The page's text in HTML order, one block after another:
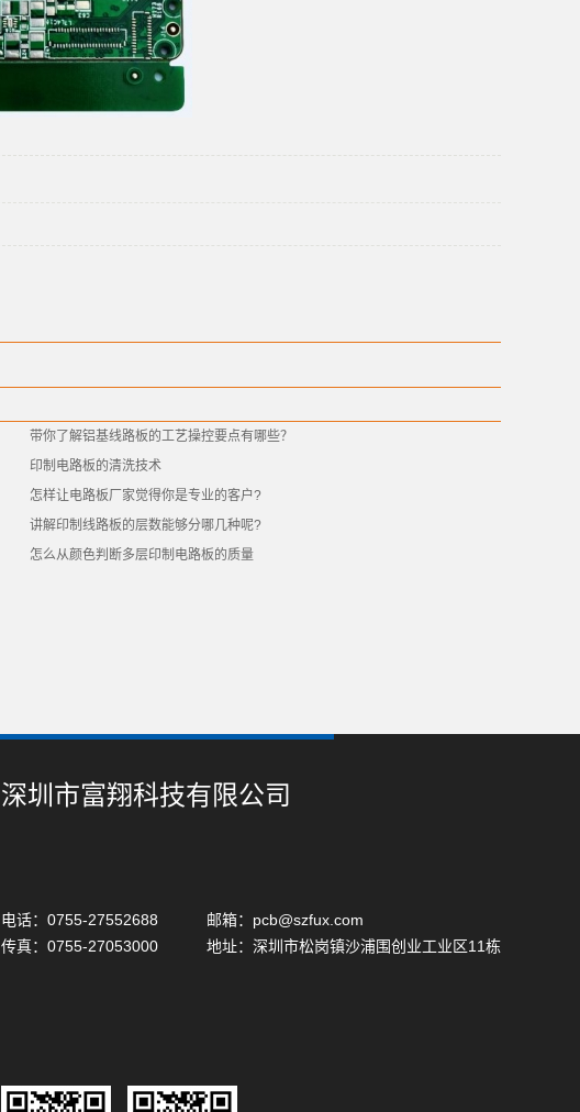
带你了解铝基线路板的工艺操控要点有哪些？
印制电路板的清洗技术
怎样让电路板厂家觉得你是专业的客户?
讲解印制线路板的层数能够分哪几种呢?
怎么从颜色判断多层印制电路板的质量
深圳市富翔科技有限公司
电话：0755-27552688 邮箱：pcb@szfux.com
传真：0755-27053000 地址：深圳市松岗镇沙浦围创业工业区11栋